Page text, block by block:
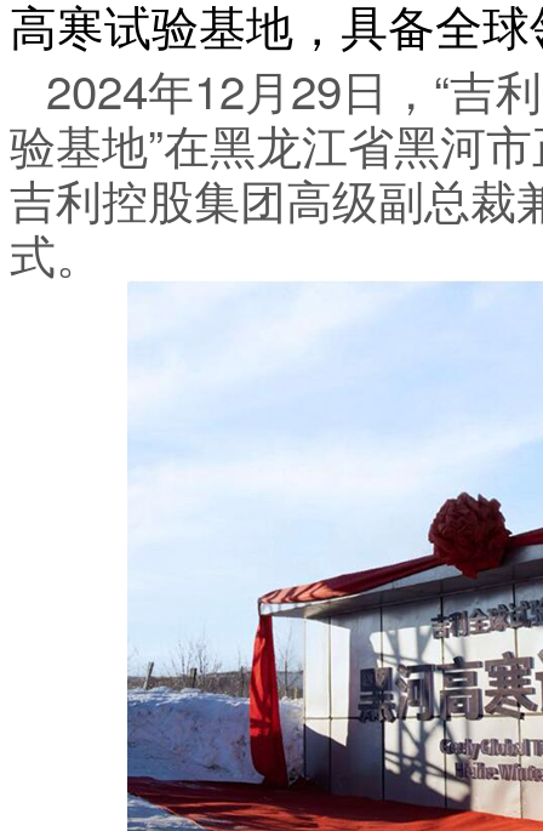
高寒试验基地，具备全
2024年12月29日，“吉
验基地”在黑龙江省黑河
吉利控股集团高级副总裁
式。